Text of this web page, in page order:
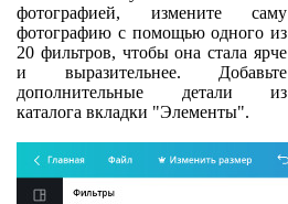
фотографией, измените саму
фотографию с помощью одного из
20 фильтров, чтобы она стала ярче
и выразительнее. Добавьте
дополнительные детали из
каталога вкладки "Элементы".